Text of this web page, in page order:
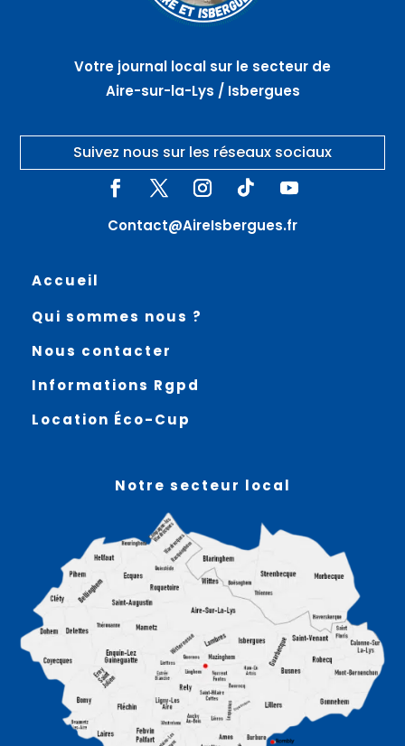
Votre journal local sur le secteur de
Aire-sur-la-Lys / Isbergues
Suivez nous sur les réseaux sociaux
Contact@AireIsbergues.fr
Accueil
Qui sommes nous ?
Nous contacter
Informations Rgpd
Location Éco-Cup
Notre secteur local